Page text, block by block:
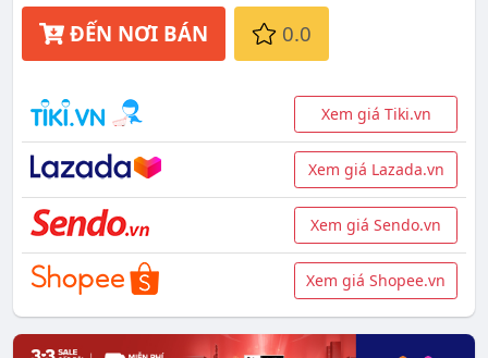
ĐẾN NƠI BÁN 0.0
Xem giá Tiki.vn
Xem giá Lazada.vn
Xem giá Sendo.vn
Xem giá Shopee.vn